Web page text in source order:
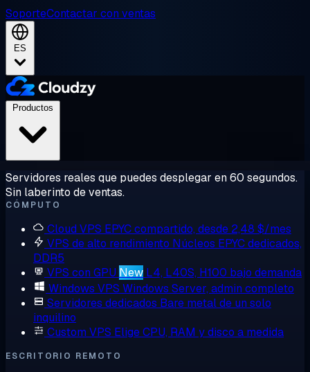
SoporteContactar con ventas
ES
Servidores reales que puedes desplegar en 60 segundos.
Sin laberinto de ventas.
CÓMPUTO
Cloud VPS EPYC compartido, desde 2,48 $/mes
VPS de alto rendimiento Núcleos EPYC dedicados,
DDR5
VPS con GPU New L4, L40S, H100 bajo demanda
Windows VPS Windows Server, admin completo
Servidores dedicados Bare metal de un solo
inquilino
Custom VPS Elige CPU, RAM y disco a medida
ESCRITORIO REMOTO